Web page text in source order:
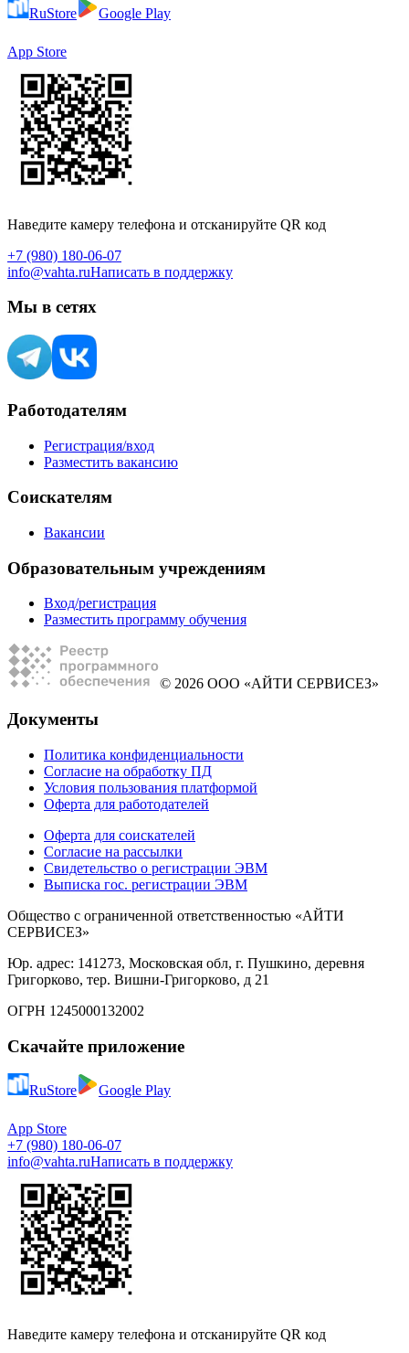
RuStore Google Play
App Store
Наведите камеру телефона и отсканируйте QR код
+7 (980) 180-06-07
info@vahta.ruНаписать в поддержку
Мы в сетях
Работодателям
Регистрация/вход
Разместить вакансию
Соискателям
Вакансии
Образовательным учреждениям
Вход/регистрация
Разместить программу обучения
© 2026 ООО «АЙТИ СЕРВИСЕЗ»
Документы
Политика конфиденциальности
Согласие на обработку ПД
Условия пользования платформой
Оферта для работодателей
Оферта для соискателей
Согласие на рассылки
Свидетельство о регистрации ЭВМ
Выписка гос. регистрации ЭВМ
Общество с ограниченной ответственностью «АЙТИ
СЕРВИСЕЗ»
Юр. адрес: 141273, Московская обл, г. Пушкино, деревня
Григорково, тер. Вишни-Григорково, д 21
ОГРН 1245000132002
Скачайте приложение
RuStore Google Play
App Store
+7 (980) 180-06-07
info@vahta.ruНаписать в поддержку
Наведите камеру телефона и отсканируйте QR код